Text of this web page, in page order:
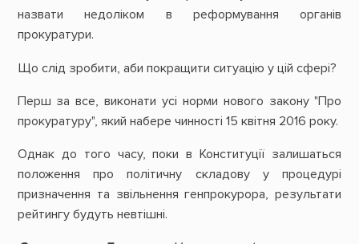
назвати недоліком в реформування органів
прокуратури.
Що слід зробити, аби покращити ситуацію у цій сфері?
Перш за все, виконати усі норми нового закону "Про
прокуратуру", який набере чинності 15 квітня 2016 року.
Однак до того часу, поки в Конституції залишаться
положення про політичну складову у процедурі
призначення та звільнення генпрокурора, результати
рейтингу будуть невтішні.